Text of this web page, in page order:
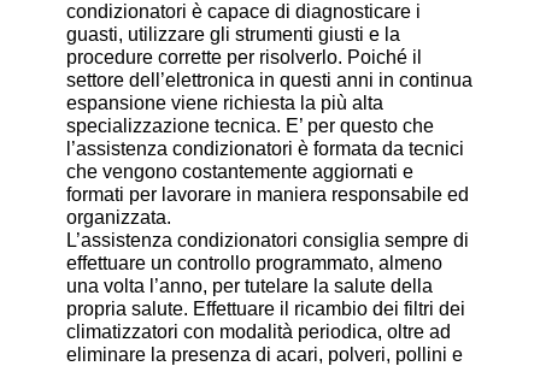
condizionatori è capace di diagnosticare i
guasti, utilizzare gli strumenti giusti e la
procedure corrette per risolverlo. Poiché il
settore dell’elettronica in questi anni in continua
espansione viene richiesta la più alta
specializzazione tecnica. E’ per questo che
l’assistenza condizionatori è formata da tecnici
che vengono costantemente aggiornati e
formati per lavorare in maniera responsabile ed
organizzata.
L’assistenza condizionatori consiglia sempre di
effettuare un controllo programmato, almeno
una volta l’anno, per tutelare la salute della
propria salute. Effettuare il ricambio dei filtri dei
climatizzatori con modalità periodica, oltre ad
eliminare la presenza di acari, polveri, pollini e